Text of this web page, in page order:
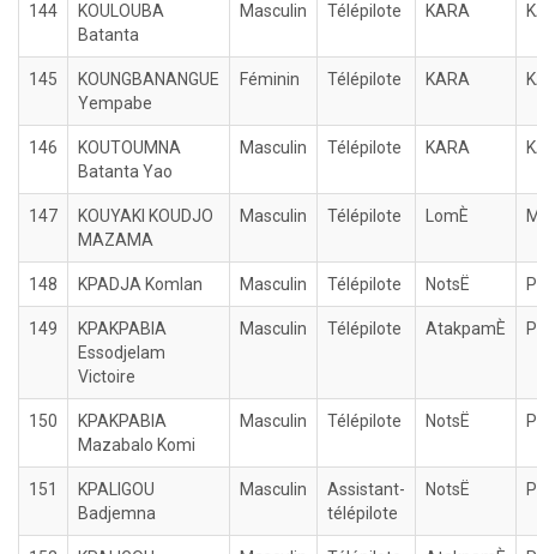
144
KOULOUBA
Batanta
Masculin Télépilote KARA
145
KOUNGBANANGUE
Yempabe
Féminin Télépilote KARA
146
KOUTOUMNA
Batanta Yao
Masculin Télépilote KARA
147
KOUYAKI KOUDJO
MAZAMA
Masculin Télépilote LomÈ
148 KPADJA Komlan Masculin Télépilote NotsË
149
KPAKPABIA
Essodjelam
Victoire
Masculin Télépilote AtakpamÈ
150
KPAKPABIA
Mazabalo Komi
Masculin Télépilote NotsË
151
KPALIGOU
Badjemna
Masculin
Assistant-
télépilote
NotsË